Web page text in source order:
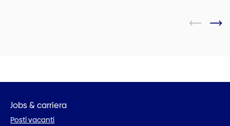
Jobs & carriera
Posti vacanti